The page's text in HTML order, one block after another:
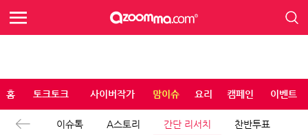
홈 토크토크 사이버작가 맘이슈 요리 캠페인 이벤트
이슈톡 A스토리 간단 리서치 찬반투표